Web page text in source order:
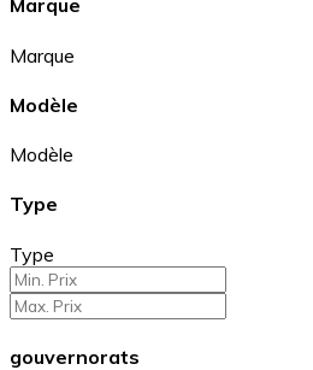
Marque
Marque
Modèle
Modèle
Type
Type
gouvernorats